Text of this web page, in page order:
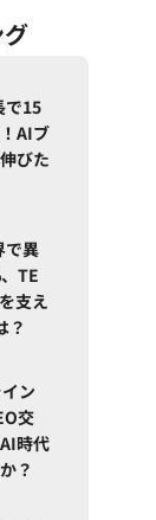
で15
AIブ
びた
で異
TE
支え
？
ン
交
時代
？